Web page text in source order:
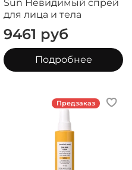
Sun Невидимый спрей
для лица и тела
9461 руб
Подробнее
Предзаказ